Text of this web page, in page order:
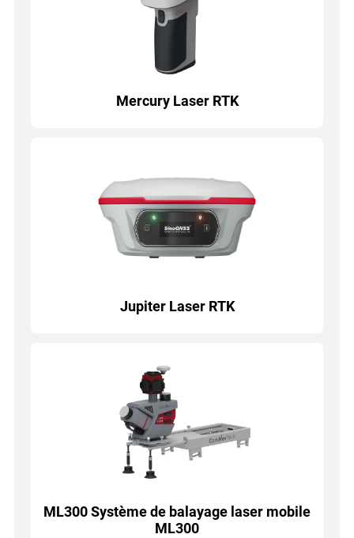
Mercury Laser RTK
Jupiter Laser RTK
ML300 Système de balayage laser mobile
ML300